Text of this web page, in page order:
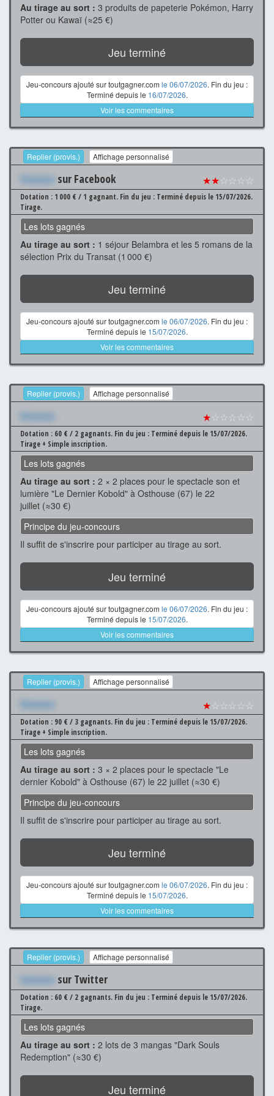
Au tirage au sort : 3 produits de papeterie Pokémon, Harry
Potter ou Kawaï (≈25 €)
Jeu terminé
Jeu-concours ajouté sur toutgagner.com le 06/07/2026. Fin du jeu :
Terminé depuis le 16/07/2026.
Voir les commentaires
Replier (provis.) Affichage personnalisé
Xxxxxxx sur Facebook ★★☆☆☆☆
Dotation : 1 000 € / 1 gagnant. Fin du jeu : Terminé depuis le 15/07/2026.
Tirage.
Les lots gagnés
Au tirage au sort : 1 séjour Belambra et les 5 romans de la
sélection Prix du Transat (1 000 €)
Jeu terminé
Jeu-concours ajouté sur toutgagner.com le 06/07/2026. Fin du jeu :
Terminé depuis le 15/07/2026.
Voir les commentaires
Replier (provis.) Affichage personnalisé
Xxxxxxx ★☆☆☆☆☆
Dotation : 60 € / 2 gagnants. Fin du jeu : Terminé depuis le 15/07/2026.
Tirage + Simple inscription.
Les lots gagnés
Au tirage au sort : 2 × 2 places pour le spectacle son et
lumière "Le Dernier Kobold" à Osthouse (67) le 22
juillet (≈30 €)
Principe du jeu-concours
Il suffit de s'inscrire pour participer au tirage au sort.
Jeu terminé
Jeu-concours ajouté sur toutgagner.com le 06/07/2026. Fin du jeu :
Terminé depuis le 15/07/2026.
Voir les commentaires
Replier (provis.) Affichage personnalisé
Xxxxxxx ★☆☆☆☆☆
Dotation : 90 € / 3 gagnants. Fin du jeu : Terminé depuis le 15/07/2026.
Tirage + Simple inscription.
Les lots gagnés
Au tirage au sort : 3 × 2 places pour le spectacle "Le
dernier Kobold" à Osthouse (67) le 22 juillet (≈30 €)
Principe du jeu-concours
Il suffit de s'inscrire pour participer au tirage au sort.
Jeu terminé
Jeu-concours ajouté sur toutgagner.com le 06/07/2026. Fin du jeu :
Terminé depuis le 15/07/2026.
Voir les commentaires
Replier (provis.) Affichage personnalisé
Xxxxxxx sur Twitter
Dotation : 60 € / 2 gagnants. Fin du jeu : Terminé depuis le 15/07/2026.
Tirage.
Les lots gagnés
Au tirage au sort : 2 lots de 3 mangas "Dark Souls
Redemption" (≈30 €)
Jeu terminé